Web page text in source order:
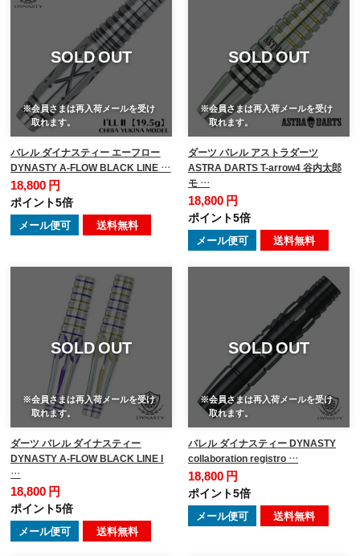
SOLD OUT
※会員さまは再入荷メールを受け
取れます。
バレル ダイナスティー エーフロー
DYNASTY A-FLOW BLACK LINE …
18,800 円
ポイント5倍
メール便可 送料無料
SOLD OUT
※会員さまは再入荷メールを受け
取れます。
ダーツ バレル アストラダーツ
ASTRA DARTS T-arrow4 谷内太郎
モ …
18,800 円
ポイント5倍
メール便可 送料無料
SOLD OUT
※会員さまは再入荷メールを受け
取れます。
ダーツ バレル ダイナスティー
DYNASTY A-FLOW BLACK LINE I
…
18,800 円
ポイント5倍
メール便可 送料無料
SOLD OUT
※会員さまは再入荷メールを受け
取れます。
バレル ダイナスティー DYNASTY
collaboration registro …
18,800 円
ポイント5倍
メール便可 送料無料